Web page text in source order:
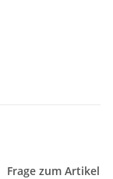
Frage zum Artikel